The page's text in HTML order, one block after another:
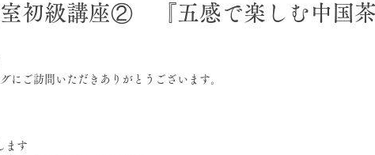
初級講座② 『五感で楽しむ中国
にご訪問いただきありがとうございます。
ます